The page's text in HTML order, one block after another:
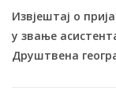
Извјештај о
у звање
Друштвена